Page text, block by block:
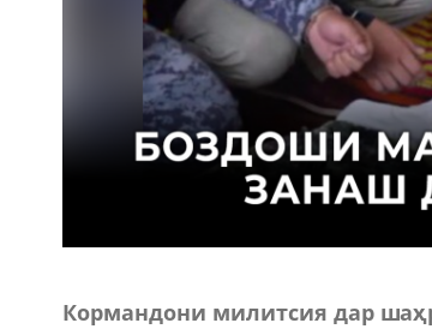
Кормандони милитсия дар